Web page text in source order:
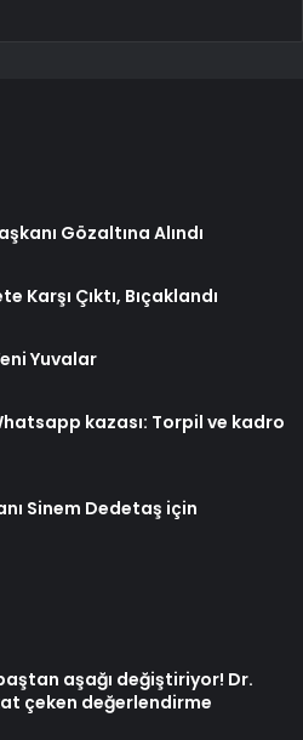
Gözaltına Alındı
Karşı Çıktı, Bıçaklandı
Yuvalar
kazası: Torpil ve kadro
Sinem Dedetaş için
aşağı değiştiriyor! Dr.
çeken değerlendirme